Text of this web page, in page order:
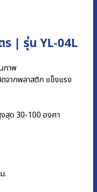
ร | รุ่น YL-04L
ภาพ
จากพลาสติก แข็งแรง
สุด 30-100 องศา
.